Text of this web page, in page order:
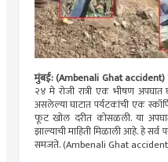
मुंबई: (Ambenali Ghat accident)
२४ मे रोजी रात्री एक भीषण
असलेल्या घाटात पर्यटकांची एक
फूट खोल दरीत कोसळली. या
झाल्याची माहिती मिळाली आहे. हे सर्व
समजते. (Ambenali Ghat